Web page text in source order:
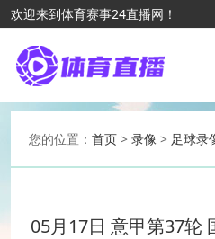
欢迎来到体育赛事24直播网！
您的位置： 首页 > 录像 > 足球录
05月17日 意甲第37轮